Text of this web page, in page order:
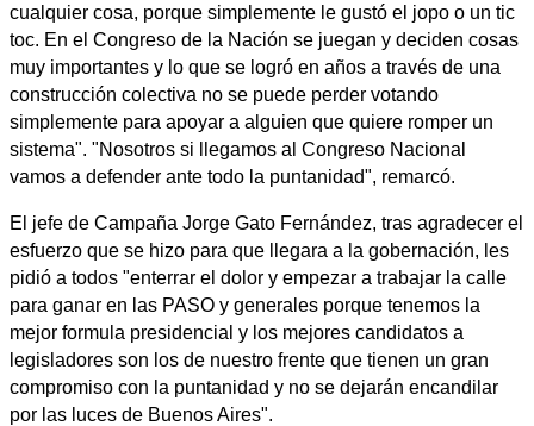
cualquier cosa, porque simplemente le gustó el jopo o un tic
toc. En el Congreso de la Nación se juegan y deciden cosas
muy importantes y lo que se logró en años a través de una
construcción colectiva no se puede perder votando
simplemente para apoyar a alguien que quiere romper un
sistema". "Nosotros si llegamos al Congreso Nacional
vamos a defender ante todo la puntanidad", remarcó.
El jefe de Campaña Jorge Gato Fernández, tras agradecer el
esfuerzo que se hizo para que llegara a la gobernación, les
pidió a todos "enterrar el dolor y empezar a trabajar la calle
para ganar en las PASO y generales porque tenemos la
mejor formula presidencial y los mejores candidatos a
legisladores son los de nuestro frente que tienen un gran
compromiso con la puntanidad y no se dejarán encandilar
por las luces de Buenos Aires".